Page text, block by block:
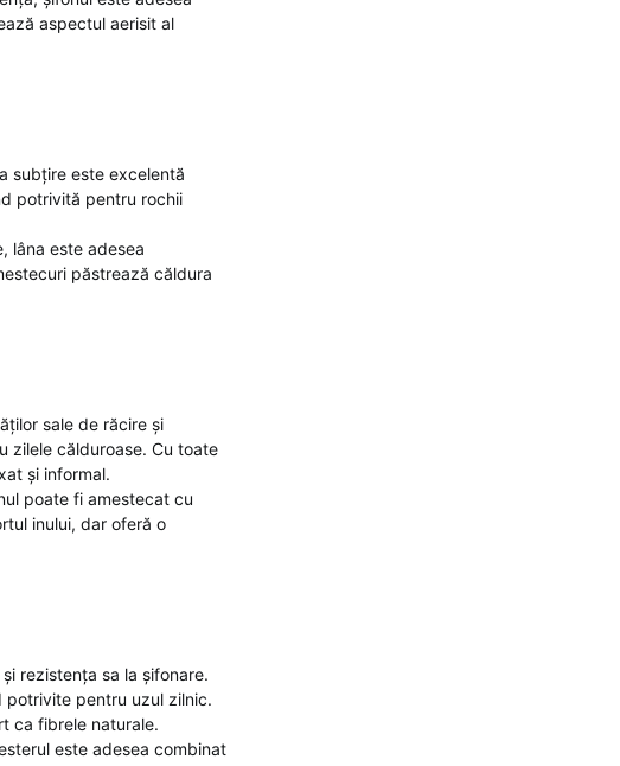
aspectul aerisit al
subțire este excelentă
potrivită pentru rochii
lâna este adesea
păstrează căldura
sale de răcire și
zilele călduroase. Cu toate
și informal.
poate fi amestecat cu
inului, dar oferă o
rezistența sa la șifonare.
potrivite pentru uzul zilnic.
ca fibrele naturale.
este adesea combinat